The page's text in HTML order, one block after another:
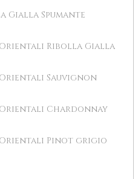
Gialla Spumante
Ribolla Gialla
Sauvignon
Chardonnay
Pinot grigio